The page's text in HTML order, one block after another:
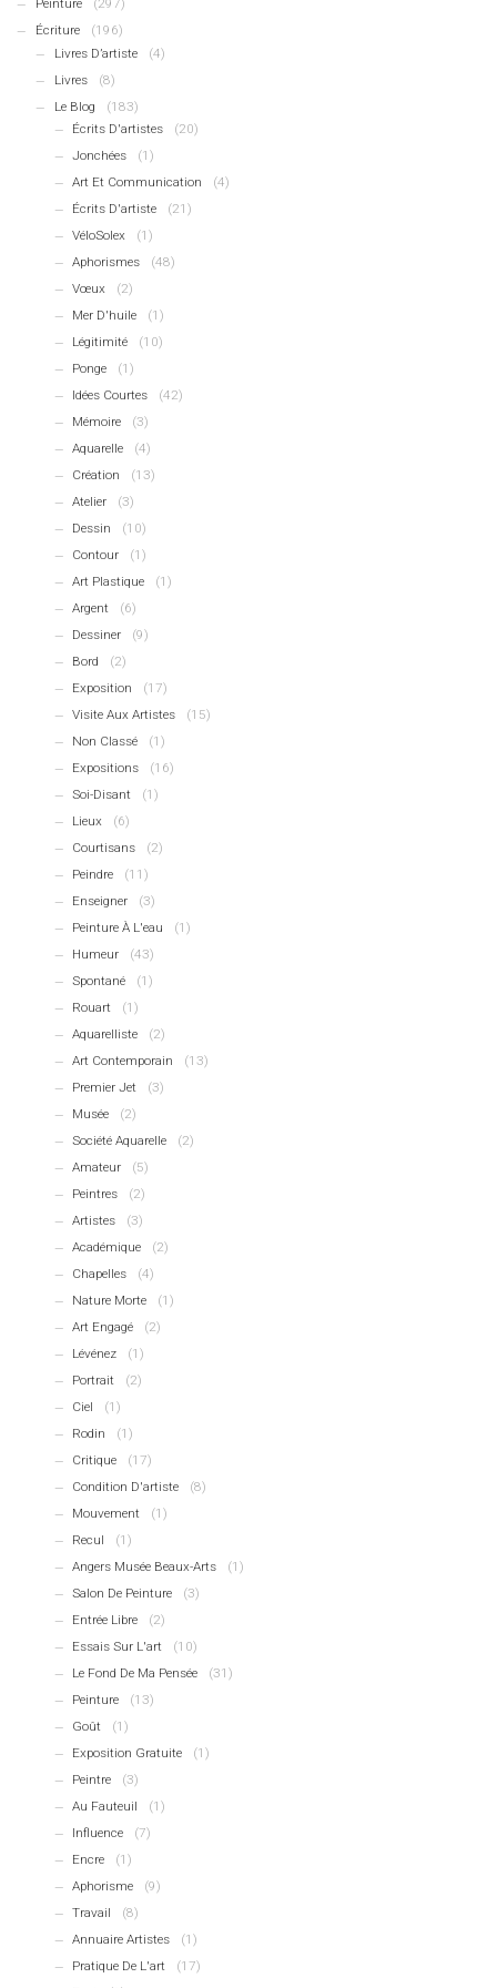
Peinture
(297)
Écriture
(196)
Livres D’artiste
(4)
Livres
(8)
Le Blog
(183)
Écrits D'artistes
(20)
Jonchées
(1)
Art Et Communication
(4)
Écrits D'artiste
(21)
VéloSolex
(1)
Aphorismes
(48)
Vœux
(2)
Mer D'huile
(1)
Légitimité
(10)
Ponge
(1)
Idées Courtes
(42)
Mémoire
(3)
Aquarelle
(4)
Création
(13)
Atelier
(3)
Dessin
(10)
Contour
(1)
Art Plastique
(1)
Argent
(6)
Dessiner
(9)
Bord
(2)
Exposition
(17)
Visite Aux Artistes
(15)
Non Classé
(1)
Expositions
(16)
Soi-Disant
(1)
Lieux
(6)
Courtisans
(2)
Peindre
(11)
Enseigner
(3)
Peinture À L'eau
(1)
Humeur
(43)
Spontané
(1)
Rouart
(1)
Aquarelliste
(2)
Art Contemporain
(13)
Premier Jet
(3)
Musée
(2)
Société Aquarelle
(2)
Amateur
(5)
Peintres
(2)
Artistes
(3)
Académique
(2)
Chapelles
(4)
Nature Morte
(1)
Art Engagé
(2)
Lévénez
(1)
Portrait
(2)
Ciel
(1)
Rodin
(1)
Critique
(17)
Condition D'artiste
(8)
Mouvement
(1)
Recul
(1)
Angers Musée Beaux-Arts
(1)
Salon De Peinture
(3)
Entrée Libre
(2)
Essais Sur L'art
(10)
Le Fond De Ma Pensée
(31)
Peinture
(13)
Goût
(1)
Exposition Gratuite
(1)
Peintre
(3)
Au Fauteuil
(1)
Influence
(7)
Encre
(1)
Aphorisme
(9)
Travail
(8)
Annuaire Artistes
(1)
Pratique De L'art
(17)